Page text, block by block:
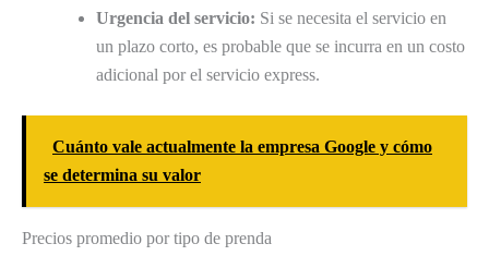
Urgencia del servicio: Si se necesita el servicio en
un plazo corto, es probable que se incurra en un costo
adicional por el servicio express.
Cuánto vale actualmente la empresa Google y cómo
se determina su valor
Precios promedio por tipo de prenda